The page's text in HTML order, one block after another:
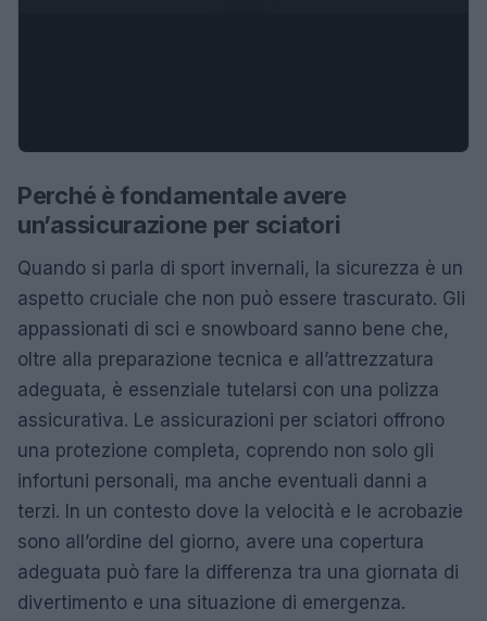
Perché è fondamentale avere
un’assicurazione per sciatori
Quando si parla di sport invernali, la sicurezza è un
aspetto cruciale che non può essere trascurato. Gli
appassionati di sci e snowboard sanno bene che,
oltre alla preparazione tecnica e all’attrezzatura
adeguata, è essenziale tutelarsi con una polizza
assicurativa. Le assicurazioni per sciatori offrono
una protezione completa, coprendo non solo gli
infortuni personali, ma anche eventuali danni a
terzi. In un contesto dove la velocità e le acrobazie
sono all’ordine del giorno, avere una copertura
adeguata può fare la differenza tra una giornata di
divertimento e una situazione di emergenza.